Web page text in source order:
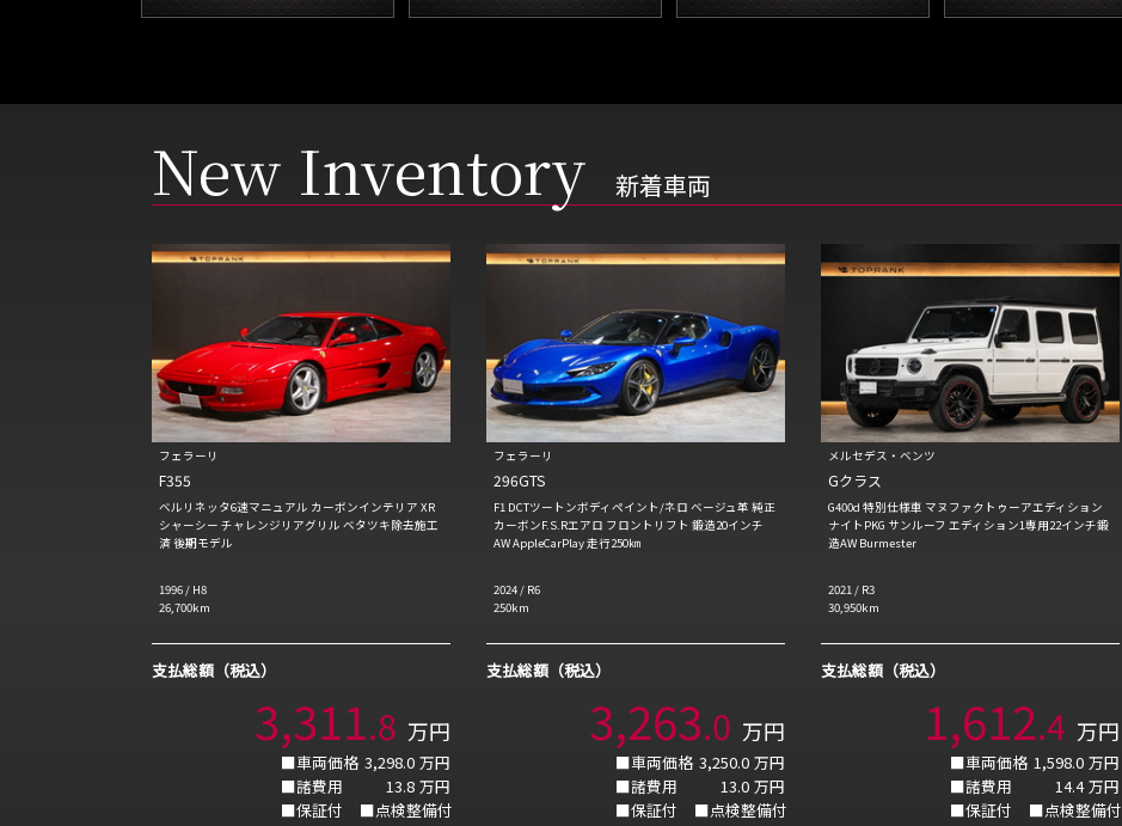
New Inventory 新着車両
フェラーリ
F355
ベルリネッタ6速マニュアル カーボンインテリア XR
シャーシー チャレンジリアグリル ベタツキ除去施工
済 後期モデル
1996/ H8
26,700km
支払総額（税込）
3,311.8 万円
■車両価格 3,298.0 万円
■諸費用
13.8 万円
■保証付
■点検整備付
フェラーリ
296GTS
F1 DCTツートンボディペイント/ネロ ベージュ革 純正
カーボンF.S.Rエアロ フロントリフト 鍛造20インチ
AW AppleCarPlay 走行250㎞
2024/ R6
250km
支払総額（税込）
3,263.0 万円
■車両価格 3,250.0 万円
■諸費用
13.0 万円
■保証付
■点検整備付
メルセデス・ベンツ
Gクラス
G400d 特別仕様車 マヌファクトゥーアエディション
ナイトPKG サンルーフ エディション1専用22インチ鍛
造AW Burmester
2021/ R3
30,950km
支払総額（税込）
1,612.4 万円
■車両価格 1,598.0 万円
■諸費用
14.4 万円
■保証付
■点検整備付